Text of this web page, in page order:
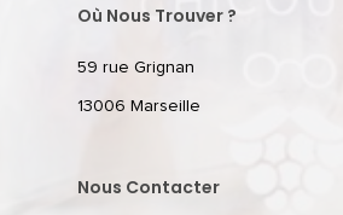
Où Nous Trouver ?
59 rue Grignan
13006 Marseille
Nous Contacter